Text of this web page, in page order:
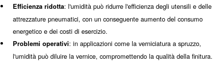
Effetti dell'umidità nei sistemi
compressa
L'eccessiva umidità nei sistemi dell'aria compressa può